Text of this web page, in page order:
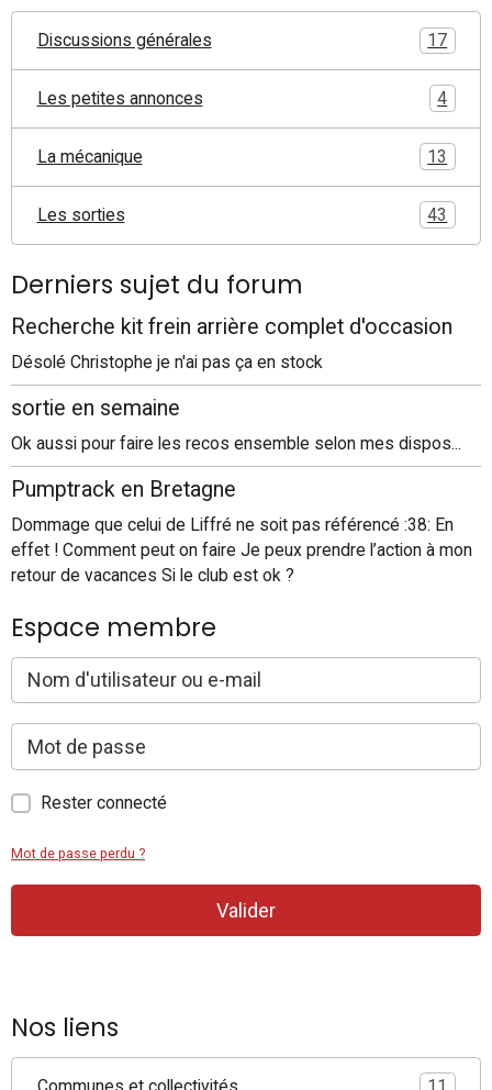
Discussions générales 17
Les petites annonces 4
La mécanique 13
Les sorties 43
Derniers sujet du forum
Recherche kit frein arrière complet d'occasion
Désolé Christophe je n'ai pas ça en stock
sortie en semaine
Ok aussi pour faire les recos ensemble selon mes dispos...
Pumptrack en Bretagne
Dommage que celui de Liffré ne soit pas référencé :38: En
effet ! Comment peut on faire Je peux prendre l’action à mon
retour de vacances Si le club est ok ?
Espace membre
Rester connecté
Mot de passe perdu ?
Valider
Nos liens